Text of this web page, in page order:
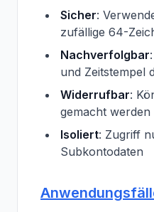
Sicher:
zufällige 64-
Nachverfolgbar
und Zeitstempel
Widerrufbar:
gemacht werden
Isoliert: Zugriff
Subkontodaten